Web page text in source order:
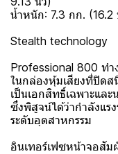
น้ำหนัก: 7.3 กก. (16.2
Stealth technology
Professional 800 ทำ
ในกล่องหุ้มเสียงที่ปิด
เป็นเอกสิทธิ์เฉพาะแล
ซึ่งพิสูจน์ได้ว่ากำลังแร
ระดับอุตสาหกรรม
อินเทอร์เฟซหน้าจอสัม